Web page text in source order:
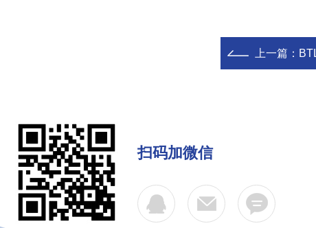
上一篇：
扫码加微信